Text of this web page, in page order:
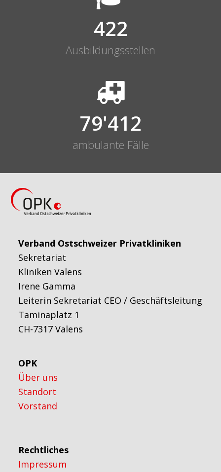
422
Ausbildungsstellen
79'496
ambulante Fälle
Verband Ostschweizer Privatkliniken
Sekretariat
Kliniken Valens
Irene Gamma
Leiterin Sekretariat CEO / Geschäftsleitung
Taminaplatz 1
CH-7317 Valens
OPK
Über uns
Standort
Vorstand
Rechtliches
Impressum